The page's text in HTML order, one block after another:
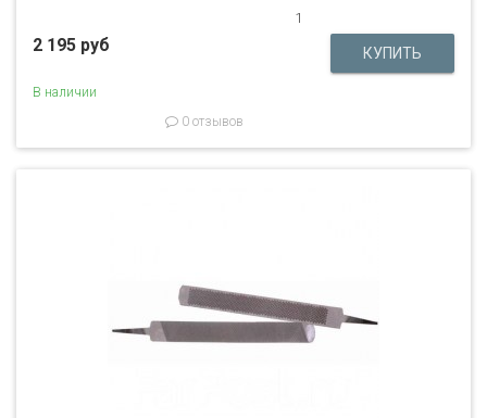
1
2 195 руб
В наличии
0 отзывов